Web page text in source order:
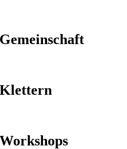
Gemeinschaft
Klettern
Workshops